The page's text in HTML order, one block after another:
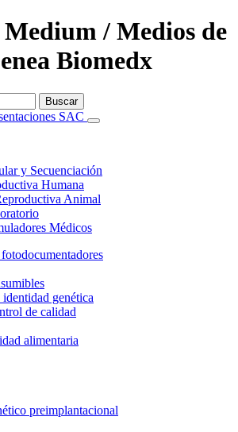
/ Medios de
Biomedx
Buscar
y Secuenciación
Humana
Animal
Médicos
genética
de calidad
alimentaria
preimplantacional